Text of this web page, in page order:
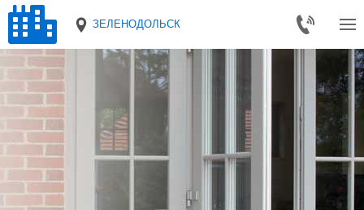
ЗЕЛЕНОДОЛЬСК